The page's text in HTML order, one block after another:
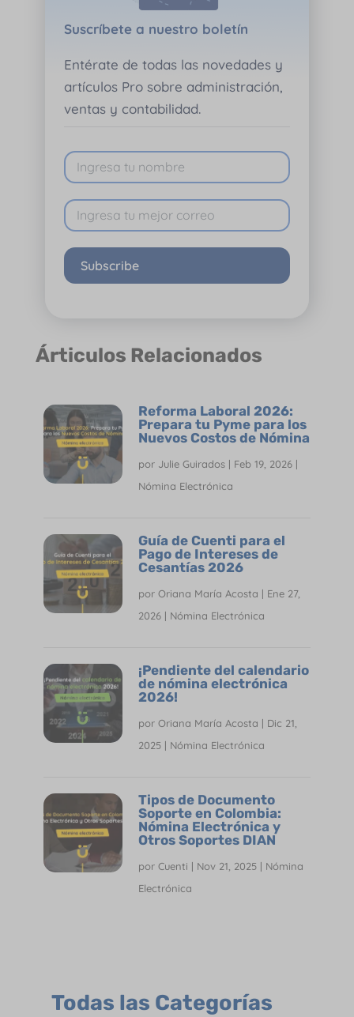
Suscríbete a nuestro boletín
Entérate de todas las novedades y
artículos Pro sobre administración,
ventas y contabilidad.
Subscribe
Árticulos Relacionados
Reforma Laboral 2026:
Prepara tu Pyme para los
Nuevos Costos de Nómina
por Julie Guirados| Feb 19, 2026|
Nómina Electrónica
Guía de Cuenti para el
Pago de Intereses de
Cesantías 2026
por Oriana María Acosta | Ene 27,
2026| Nómina Electrónica
¡Pendiente del calendario
de nómina electrónica
2026!
por Oriana María Acosta | Dic 21,
2025| Nómina Electrónica
Tipos de Documento
Soporte en Colombia:
Nómina Electrónica y
Otros Soportes DIAN
por Cuenti | Nov 21, 2025| Nómina
Electrónica
Todas las Categorías